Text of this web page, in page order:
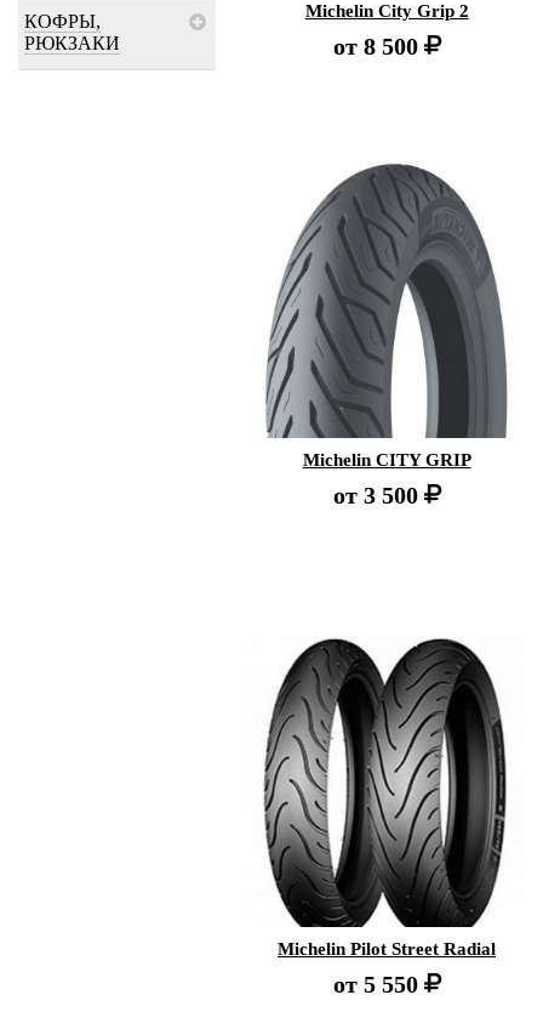
КОФРЫ,
РЮКЗАКИ
Michelin City Grip 2
от 8 500
Michelin CITY GRIP
от 3 500
Michelin Pilot Street Radial
от 5 550